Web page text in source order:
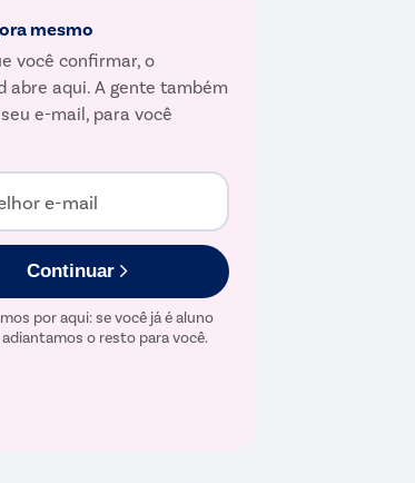
mesmo
você confirmar, o
abre aqui. A gente também
e-mail, para você
e-mail
Continuar
por aqui: se você já é aluno
adiantamos o resto para você.